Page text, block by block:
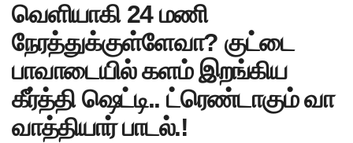
வெளியாகி 24 மணி
நேரத்துக்குள்ளேவா? குட்டை
பாவாடையில் களம் இறங்கிய
கீர்த்தி ஷெட்டி.. ட்ரெண்டாகும் வா
வாத்தியார் பாடல்.!